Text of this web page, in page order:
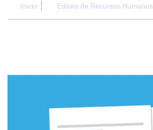
Início Editais de Recursos Humanos